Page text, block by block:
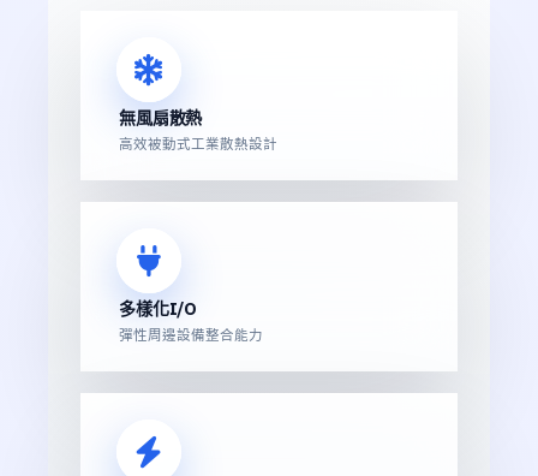
無風扇散熱
高效被動式工業散熱設計
多樣化I/O
彈性周邊設備整合能力